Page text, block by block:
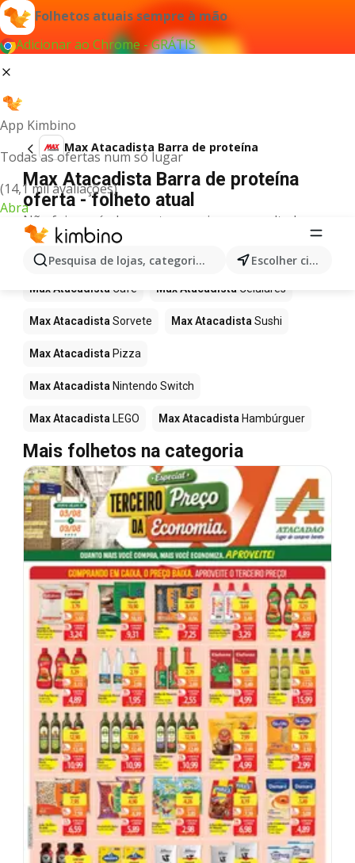
Folhetos atuais sempre à mão
Adicionar ao Chrome - GRÁTIS
App Kimbino
Todas as ofertas num só lugar
(14,1 mil avaliações)
Abra
Pesquisa de lojas, categorias,produtos... Escolher cidade
Max Atacadista Barra de proteína
Max Atacadista Barra de proteína
oferta - folheto atual
Não foi possível encontrar quaisquer resultados
para este termo.
Mais produtos em Max Atacadista
Max Atacadista Café Max Atacadista Celulares
Max Atacadista Sorvete Max Atacadista Sushi
Max Atacadista Pizza
Max Atacadista Nintendo Switch
Max Atacadista LEGO Max Atacadista Hambúrguer
Mais folhetos na categoria